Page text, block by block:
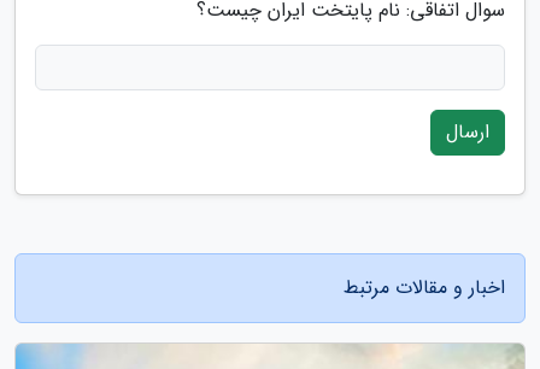
سوال اتفاقی: نام پایتخت ایران چیست؟
ارسال
اخبار و مقالات مرتبط